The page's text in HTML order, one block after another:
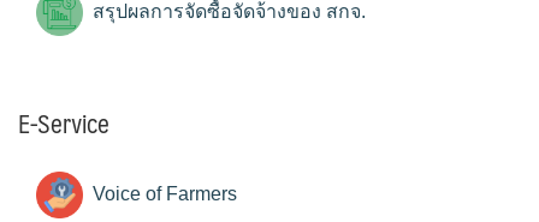
สรุปผลการจัดซื้อจัดจ้างของ สกจ.
E-Service
Voice of Farmers